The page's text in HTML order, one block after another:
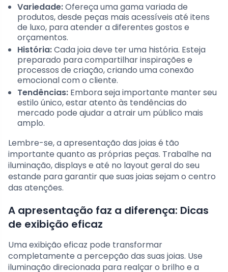
Variedade:Ofereça uma gama variada de
produtos, desde peças mais acessíveis até itens
de luxo, para atender a diferentes gostos e
orçamentos.
História:Cada joia deve ter uma história. Esteja
preparado para compartilhar inspirações e
processos de criação, criando uma conexão
emocional com o cliente.
Tendências: Embora seja importante manter seu
estilo único, estar atento às tendências do
mercado pode ajudar a atrair um público mais
amplo.
Lembre-se, a apresentação das joias é tão
importante quanto as próprias peças. Trabalhe na
iluminação, displays e até no layout geral do seu
estande para garantir que suas joias sejam o centro
das atenções.
A apresentação faz a diferença: Dicas
de exibição eficaz
Uma exibição eficaz pode transformar
completamente a percepção das suas joias. Use
iluminação direcionada para realçar o brilho e a